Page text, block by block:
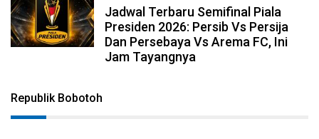
Jadwal Terbaru Semifinal Piala
Presiden 2026: Persib Vs Persija
Dan Persebaya Vs Arema FC, Ini
Jam Tayangnya
Republik Bobotoh